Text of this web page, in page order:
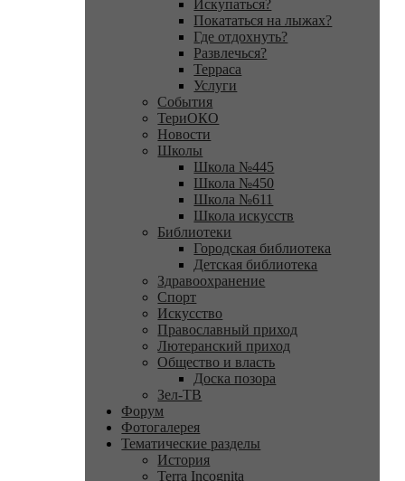
Искупаться?
Покататься на лыжах?
Где отдохнуть?
Развлечься?
Терраса
Услуги
События
ТериОКО
Новости
Школы
Школа №445
Школа №450
Школа №611
Школа искусств
Библиотеки
Городская библиотека
Детская библиотека
Здравоохранение
Спорт
Искусство
Православный приход
Лютеранский приход
Общество и власть
Доска позора
Зел-ТВ
Форум
Фотогалерея
Тематические разделы
История
Terra Incognita